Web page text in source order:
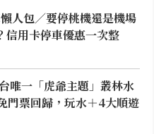
人包／要停桃機還是機場
信用卡停車優惠一次整
唯一「虎爺主題」叢林水
門票回歸，玩水＋4大順遊